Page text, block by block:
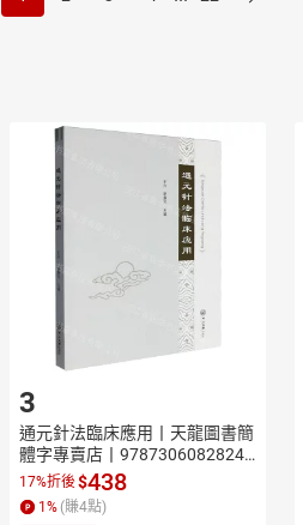
3
通元針法臨床應用丨天龍圖書簡
體字專賣店丨9787306082824
(tl2607)
17%折後$438
1% (賺4點)